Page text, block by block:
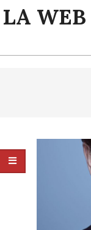
Saltar
alLA